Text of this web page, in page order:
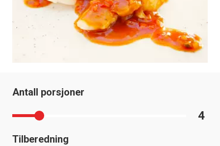
Antall porsjoner
4
Tilberedning